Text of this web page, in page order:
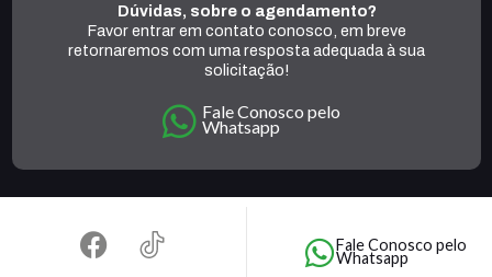
Dúvidas, sobre o agendamento?
Favor entrar em contato conosco, em breve
retornaremos com uma resposta adequada à sua
solicitação!
Fale Conosco pelo
Whatsapp
Fale Conosco pelo
Whatsapp